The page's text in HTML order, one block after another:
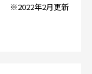
※2022年2月更新